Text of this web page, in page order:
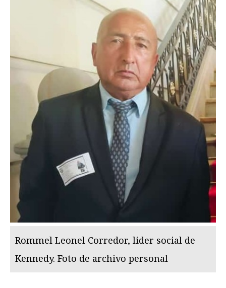
Rommel Leonel Corredor, lider social de
Kennedy. Foto de archivo personal